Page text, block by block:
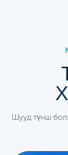
Шууд түнш